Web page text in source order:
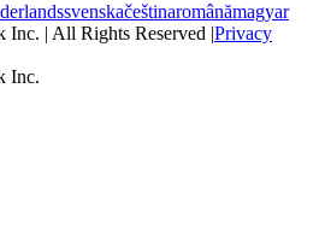
svenskačeštinaromânămagyar
| All Rights Reserved |Privacy
Inc.